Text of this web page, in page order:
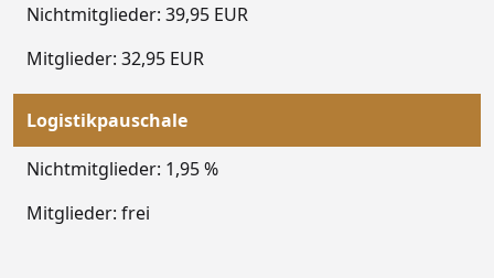
Nichtmitglieder: 39,95 EUR
Mitglieder: 32,95 EUR
Logistikpauschale
Nichtmitglieder: 1,95 %
Mitglieder: frei